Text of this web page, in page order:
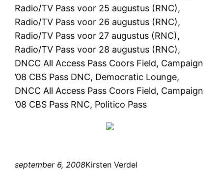
Radio/TV Pass voor 25 augustus (RNC),
Radio/TV Pass voor 26 augustus (RNC),
Radio/TV Pass voor 27 augustus (RNC),
Radio/TV Pass voor 28 augustus (RNC),
DNCC All Access Pass Coors Field, Campaign
’08 CBS Pass DNC, Democratic Lounge,
DNCC All Access Pass Coors Field, Campaign
’08 CBS Pass RNC, Politico Pass
september 6, 2008Kirsten Verdel